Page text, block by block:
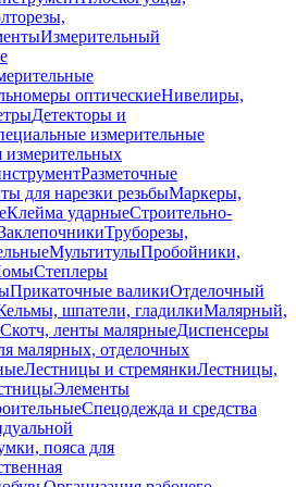
Измерительный
оптическиеНивелиры,
Детекторы и
измерительные
измерительных
Разметочные
для нарезки резьбыМаркеры,
Клейма ударныеСтроительно-
Труборезы,
МультитулыПробойники,
Степлеры
Прикаточные валикиОтделочный
шпатели, гладилкиМалярный,
Скотч, ленты малярныеДиспенсеры
малярных, отделочных
Лестницы и стремянкиЛестницы,
Элементы
Спецодежда и средства
пояса для